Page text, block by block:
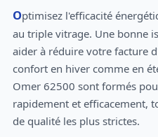
Optimisez l'efficacité énergétique de votre logement grâce
au triple vitrage. Une bonne
aider à réduire votre facture
confort en hiver comme en
Omer 62500 sont formés
rapidement et efficacement,
de qualité les plus strictes.